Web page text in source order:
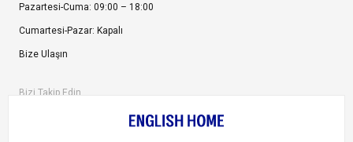
Pazartesi-Cuma: 09:00 – 18:00
Cumartesi-Pazar: Kapalı
Bize Ulaşın
Bizi Takip Edin